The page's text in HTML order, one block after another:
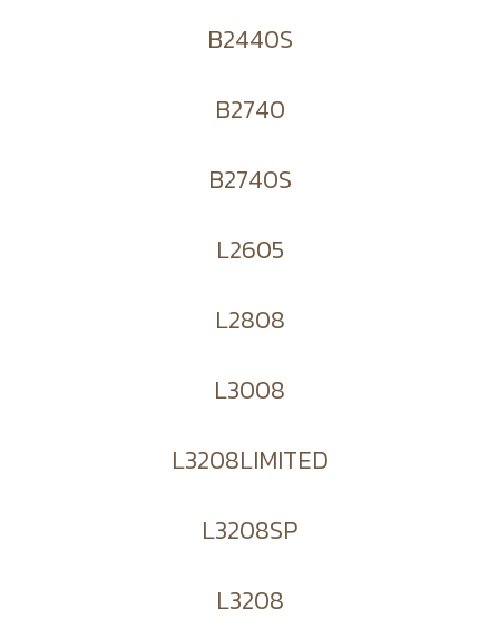
B2440S
B2740
B2740S
L2605
L2808
L3008
L3208LIMITED
L3208SP
L3208